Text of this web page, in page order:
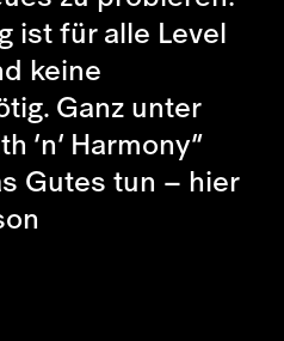
ist für alle Level
keine
Ganz unter
’n’ Harmony”
Gutes tun – hier